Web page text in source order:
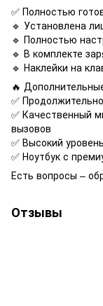
✅ Полностью
🔹 Установлена
🔹 Полностью
🔹 В комплекте
🔹 Наклейки на
🔥
✅
✅ Качественный
вызовов
✅ Высокий
✅ Ноутбук с
Есть вопросы –
Отзывы